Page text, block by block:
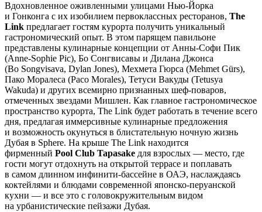
Вдохновленное оживленными улицами Нью-Йорка
и Гонконга с их изобилием первоклассных ресторанов, The
Link предлагает гостям курорта получить уникальный
гастрономический опыт. В этом парящем павильоне
представлены кулинарные концепции от Анны-Софи Пик
(Anne-Sophie Pic), Бо Сонгвисавы и Дилана Джонса
(Bo Songvisava, Dylan Jones), Мехмета Гюрса (Mehmet Gürs),
Пако Моралеса (Paco Morales), Тетуси Вакуды (Tetusya
Wakuda) и других всемирно признанных шеф-поваров,
отмеченных звездами Мишлен. Как главное гастрономическое
пространство курорта, The Link будет работать в течение всего
дня, предлагая иммерсивные кулинарные предложения
и возможность окунуться в блистательную ночную жизнь
Дубая в Sphere. На крыше The Link находится
фирменный Pool Club Tapasake для взрослых — место, где
гости могут отдохнуть на открытой террасе и поплавать
в самом длинном инфинити-бассейне в ОАЭ, наслаждаясь
коктейлями и блюдами современной японско-перуанской
кухни — и все это с головокружительным видом
на урбанистические пейзажи Дубая.